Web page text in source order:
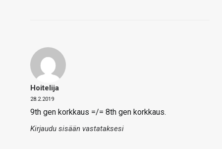
Hoitelija
28.2.2019
9th gen korkkaus =/= 8th gen korkkaus.
Kirjaudu sisään vastataksesi